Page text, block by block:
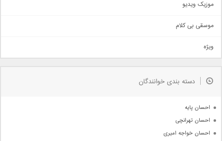
سنتی
اهنگ بندرعباسی
دمو
مذهبی
جدیدترین ها
موزیک ویدیو
موسقی بی کلام
ویژه
دسته بندی خوانندگان
احسان پایه
احسان تهرانچی
احسان خواجه امیری